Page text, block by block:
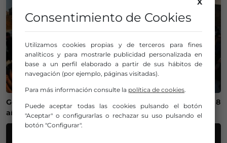
Getxo recupera un campeonato internacional de skate 8
años después
X
Consentimiento de Cookies
Utilizamos cookies propias y de terceros para fines
analíticos y para mostrarle publicidad personalizada en
base a un perfil elaborado a partir de sus hábitos de
navegación (por ejemplo, páginas visitadas).
Para más información consulte la política de cookies.
Puede aceptar todas las cookies pulsando el botón
"Aceptar" o configurarlas o rechazar su uso pulsando el
botón "Configurar".